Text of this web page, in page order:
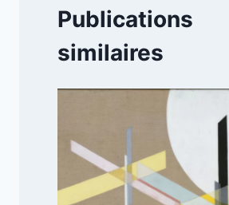
Publications
similaires